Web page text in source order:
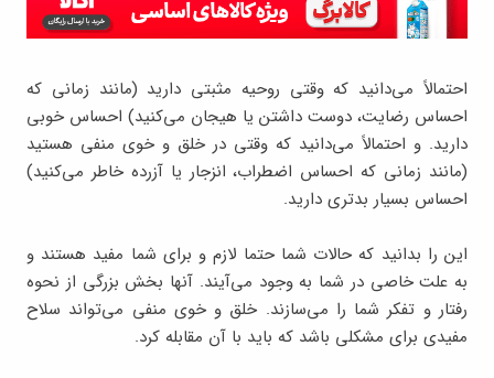
احتمالاً می‌دانید که وقتی روحیه مثبتی دارید (مانند زمانی که
احساس رضایت، دوست داشتن یا هیجان می‌کنید) احساس خوبی
دارید. و احتمالاً می‌دانید که وقتی در خلق و خوی منفی هستید
(مانند زمانی که احساس اضطراب، انزجار یا آزرده خاطر می‌کنید)
احساس بسیار بدتری دارید.
این را بدانید که حالات شما حتما لازم و برای شما مفید هستند و
به علت خاصی در شما به وجود می‌آیند. آنها بخش بزرگی از نحوه
رفتار و تفکر شما را می‌سازند. خلق و خوی منفی می‌تواند سلاح
مفیدی برای مشکلی باشد که باید با آن مقابله کرد.